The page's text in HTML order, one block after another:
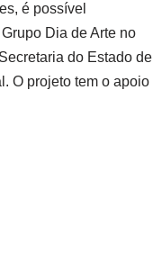
é possível
Dia de Arte no
do Estado de
O projeto tem o apoio